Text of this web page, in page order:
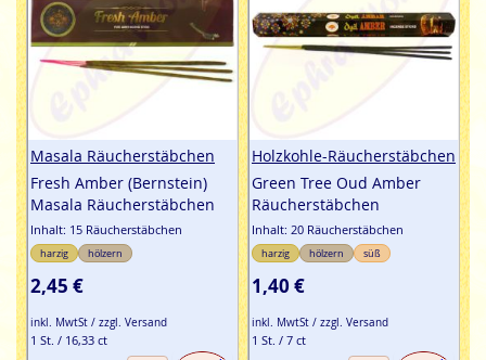
Masala Räucherstäbchen
Fresh Amber (Bernstein)
Masala Räucherstäbchen
Inhalt: 15 Räucherstäbchen
harzig hölzern
2,45 €
inkl. MwtSt / zzgl. Versand
1 St. / 16,33 ct
Holzkohle-Räucherstäbchen
Green Tree Oud Amber
Räucherstäbchen
Inhalt: 20 Räucherstäbchen
harzig hölzern süß
1,40 €
inkl. MwtSt / zzgl. Versand
1 St. / 7 ct